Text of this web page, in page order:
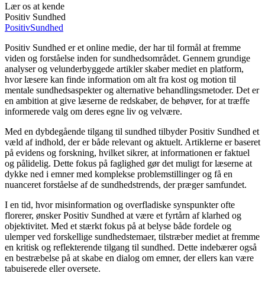
Lær os at kende
Positiv Sundhed
PositivSundhed
Positiv Sundhed er et online medie, der har til formål at fremme
viden og forståelse inden for sundhedsområdet. Gennem grundige
analyser og velunderbyggede artikler skaber mediet en platform,
hvor læsere kan finde information om alt fra kost og motion til
mentale sundhedsaspekter og alternative behandlingsmetoder. Det er
en ambition at give læserne de redskaber, de behøver, for at træffe
informerede valg om deres egne liv og velvære.
Med en dybdegående tilgang til sundhed tilbyder Positiv Sundhed et
væld af indhold, der er både relevant og aktuelt. Artiklerne er baseret
på evidens og forskning, hvilket sikrer, at informationen er faktuel
og pålidelig. Dette fokus på faglighed gør det muligt for læserne at
dykke ned i emner med komplekse problemstillinger og få en
nuanceret forståelse af de sundhedstrends, der præger samfundet.
I en tid, hvor misinformation og overfladiske synspunkter ofte
florerer, ønsker Positiv Sundhed at være et fyrtårn af klarhed og
objektivitet. Med et stærkt fokus på at belyse både fordele og
ulemper ved forskellige sundhedstemaer, tilstræber mediet at fremme
en kritisk og reflekterende tilgang til sundhed. Dette indebærer også
en bestræbelse på at skabe en dialog om emner, der ellers kan være
tabuiserede eller oversete.